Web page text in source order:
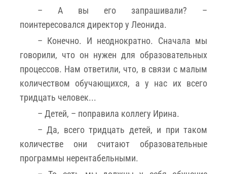
– А вы его запрашивали? –
поинтересовался директор у Леонида.
– Конечно. И неоднократно. Сначала мы
говорили, что он нужен для образовательных
процессов. Нам ответили, что, в связи с малым
количеством обучающихся, а у нас их всего
тридцать человек...
– Детей, – поправила коллегу Ирина.
– Да, всего тридцать детей, и при таком
количестве они считают образовательные
программы нерентабельными.